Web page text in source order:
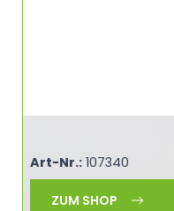
Art-Nr.:107340
ZUM SHOP